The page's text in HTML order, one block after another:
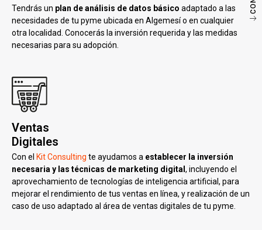
Tendrás un plan de análisis de datos básico adaptado a las
necesidades de tu pyme ubicada en Algemesí o en cualquier
otra localidad. Conocerás la inversión requerida y las medidas
necesarias para su adopción.
Ventas
Digitales
Con el Kit Consulting te ayudamos a establecer la inversión
necesaria y las técnicas de marketing digital , incluyendo el
aprovechamiento de tecnologías de inteligencia artificial, para
mejorar el rendimiento de tus ventas en línea, y realización de un
caso de uso adaptado al área de ventas digitales de tu pyme.